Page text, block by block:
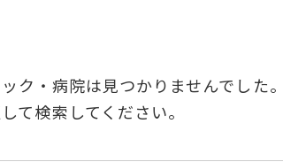
ク・病院は見つかりませんでした。
て検索してください。